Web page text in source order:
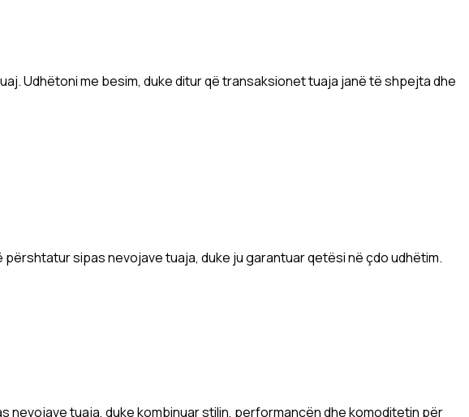
Udhëtoni me besim, duke ditur që transaksionet tuaja janë të shpejta dhe
sipas nevojave tuaja, duke ju garantuar qetësi në çdo udhëtim.
tuaja, duke kombinuar stilin, performancën dhe komoditetin për